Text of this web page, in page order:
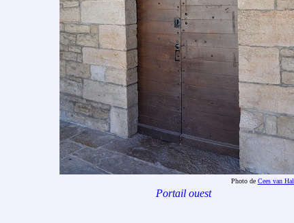
Photo de Cees van
Portail ouest